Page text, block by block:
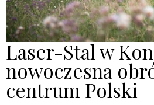
Laser-Stal w
nowoczesna
centrum Polski